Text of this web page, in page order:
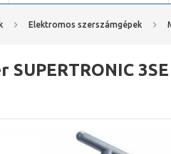
Elektromos szerszámgépek
SUPERTRONIC